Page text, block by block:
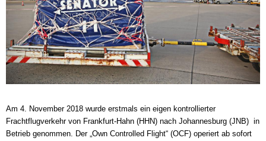
Am 4. November 2018 wurde erstmals ein eigen kontrollierter
Frachtflugverkehr von Frankfurt-Hahn (HHN) nach Johannesburg (JNB) in
Betrieb genommen. Der „Own Controlled Flight“ (OCF) operiert ab sofort